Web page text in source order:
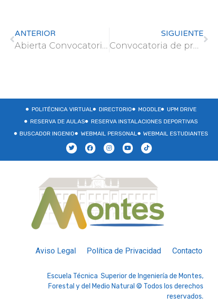
ANTERIOR
Abierta Convocatoria 2024: Programa de Impulso a la Comunicación Científica
SIGUIENTE
Convocatoria de proceso selectivo – Ministerio Transportes y Movilidad Sostenible
POLITÉCNICA VIRTUAL DIRECTORIO MOODLE
UPM DRIVE
RESERVA DE AULAS
RESERVA INSTALACIONES DEPORTIVAS
BUSCADOR INGENIO
WEBMAIL PERSONAL WEBMAIL ESTUDIANTES
Aviso Legal Política de Privacidad Contacto
Escuela Técnica Superior de Ingeniería de Montes,
Forestal y del Medio Natural © Todos los derechos
reservados.